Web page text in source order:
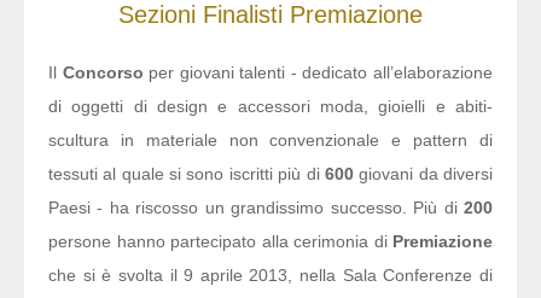
Sezioni Finalisti Premiazione
Il Concorso per giovani talenti - dedicato all’elaborazione
di oggetti di design e accessori moda, gioielli e abiti-
scultura in materiale non convenzionale e pattern di
tessuti al quale si sono iscritti più di 600giovani da diversi
Paesi - ha riscosso un grandissimo successo. Più di 200
persone hanno partecipato alla cerimonia di Premiazione
che si è svolta il 9 aprile 2013, nella Sala Conferenze di